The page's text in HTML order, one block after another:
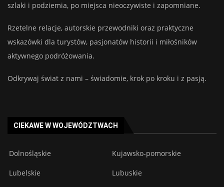
szlaki i podziemia, po miejsca nieoczywiste i zapomniane.
Rzetelne relacje, autorskie przewodniki oraz praktyczne
wskazówki dla turystów, pasjonatów historii i miłośników
aktywnego podróżowania.
Odkrywaj świat z nami – świadomie, krok po kroku i z pasją.
CIEKAWE W WOJEWÓDZTWACH
Dolnośląskie Kujawsko-pomorskie
Lubelskie Lubuskie